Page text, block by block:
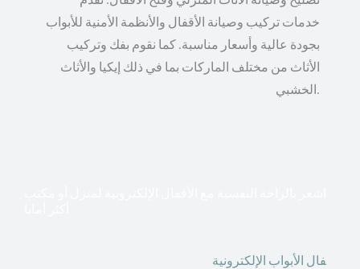
خدمات تركيب وصيانة الأقفال والأنظمة الأمنية للأبواب
بجودة عالية وأسعار مناسبة. كما نقوم بفك وتركيب
الأثاث من مختلف الماركات بما في ذلك إيكيا والأثاث
الخشبي.
فال الأبواب الإلكترونية